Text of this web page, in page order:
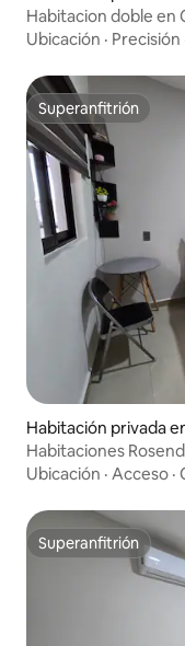
Habitacion doble en
Ubicación · Precisión
Superanfitrión
Superanfitrión
Habitación privada
Habitaciones
Ubicación · Acceso ·
Superanfitrión
Superanfitrión